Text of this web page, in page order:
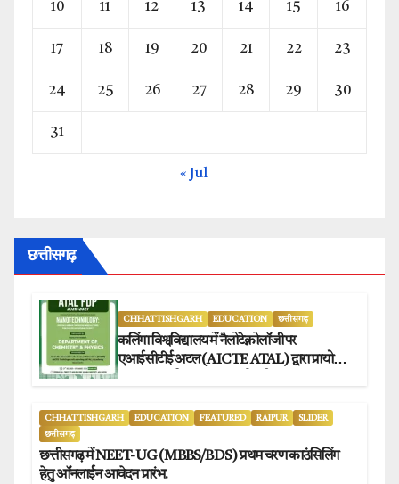
10 11 12 13 14 15 16
17 18 19 20 21 22 23
24 25 26 27 28 29 30
31
« Jul
छत्तीसगढ़
CHHATTISHGARH EDUCATION छत्तीसगढ़
कलिंगा विश्वविद्यालय में नैलोटेक्नोलॉजी पर
एआईसीटीई अटल (AICTE ATAL) द्वारा प्रायोजित
CHHATTISHGARH EDUCATION FEATURED RAIPUR
SLIDER
छत्तीसगढ़
छत्तीसगढ़ में NEET-UG (MBBS/BDS) प्रथम चरण काउंसिलिंग
हेतु ऑनलाईन आवेदन प्रारंभ.